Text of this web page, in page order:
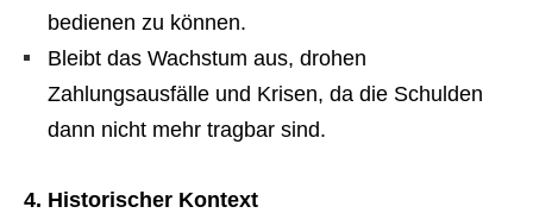
bedienen zu können.
Bleibt das Wachstum aus, drohen
Zahlungsausfälle und Krisen, da die Schulden
dann nicht mehr tragbar sind.
4. Historischer Kontext